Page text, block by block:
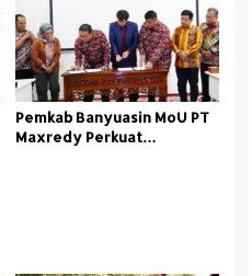
Pemkab Banyuasin MoU PT
Maxredy Perkuat